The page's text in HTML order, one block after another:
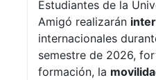
Estudiantes de la
Amigó realizarán
internacionales
semestre de 2026,
formación, la